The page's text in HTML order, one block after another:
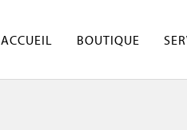
ACCUEIL
BOUTIQUE